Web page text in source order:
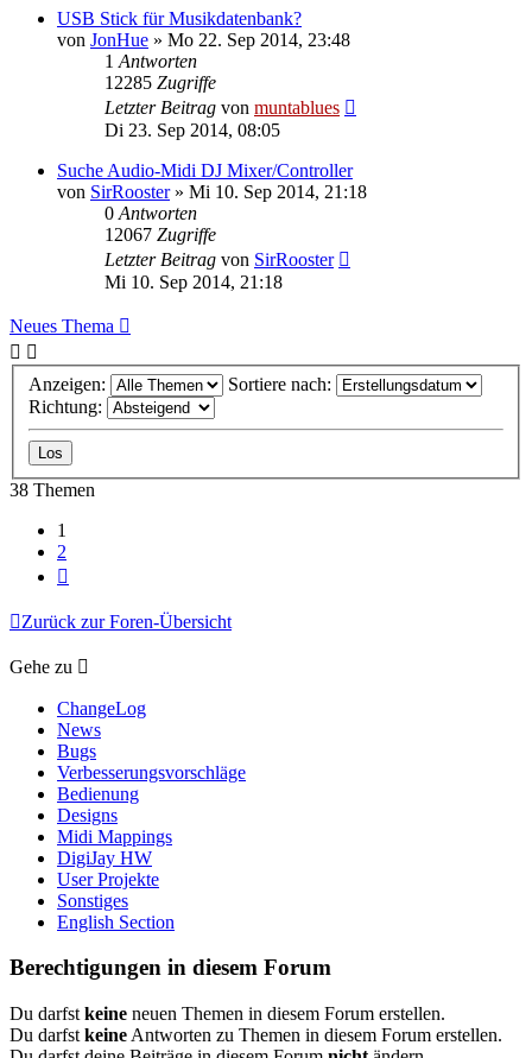
USB Stick für Musikdatenbank?
von JonHue » Mo 22. Sep 2014, 23:48
1 Antworten
12285 Zugriffe
Letzter Beitrag von muntablues
Di 23. Sep 2014, 08:05
Suche Audio-Midi DJ Mixer/Controller
von SirRooster» Mi 10. Sep 2014, 21:18
0 Antworten
12067 Zugriffe
Letzter Beitrag von SirRooster
Mi 10. Sep 2014, 21:18
Neues Thema
Anzeigen:
Sortiere nach:
Richtung:
38 Themen
1
2
Zurück zur Foren-Übersicht
Gehe zu
ChangeLog
News
Bugs
Verbesserungsvorschläge
Bedienung
Designs
Midi Mappings
DigiJay HW
User Projekte
Sonstiges
English Section
Berechtigungen in diesem Forum
Du darfst keine neuen Themen in diesem Forum erstellen.
Du darfst keine Antworten zu Themen in diesem Forum erstellen.